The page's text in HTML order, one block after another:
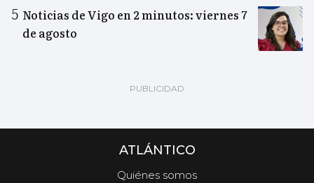
Noticias de Vigo en 2 minutos: viernes 7
de agosto
ATLÁNTICO
Quiénes somos